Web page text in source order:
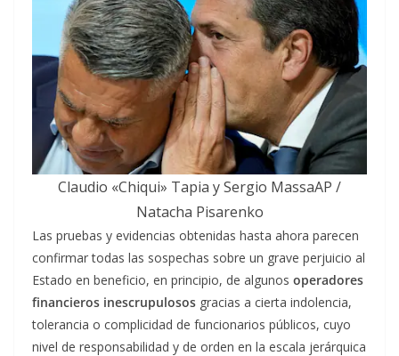
Claudio «Chiqui» Tapia y Sergio MassaAP /
Natacha Pisarenko
Las pruebas y evidencias obtenidas hasta ahora parecen
confirmar todas las sospechas sobre un grave perjuicio al
Estado en beneficio, en principio, de algunos operadores
financieros inescrupulosos gracias a cierta indolencia,
tolerancia o complicidad de funcionarios públicos, cuyo
nivel de responsabilidad y de orden en la escala jerárquica